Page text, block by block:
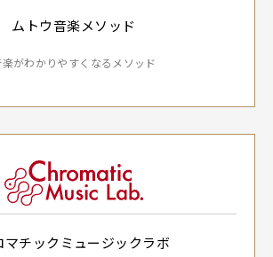
ムトウ音楽メソッド
楽がわかりやすくなるメソッド
マチックミュージックラボ